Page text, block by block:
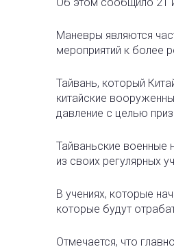
Маневры являются
мероприятий к более
Тайвань, который
китайские
давление с целью
Тайваньские военные
из своих регулярных
В учениях, которые
которые будут
Отмечается, что